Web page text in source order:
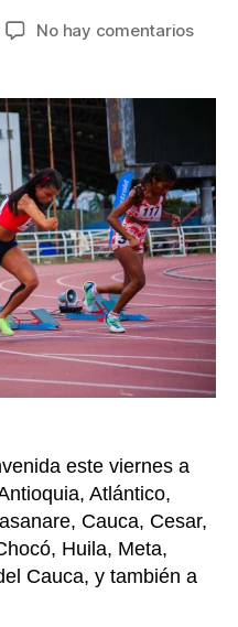
No hay comentariosen
Para
el
e
Cali
2025
este viernes a
Atlántico,
Cauca, Cesar,
Huila, Meta,
Cauca, y también a